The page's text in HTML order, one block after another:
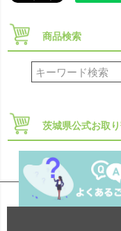
商品検索
茨城県公式お取